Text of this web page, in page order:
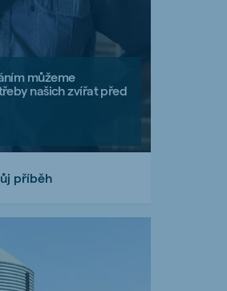
můžeme
našich zvířat před
příběh